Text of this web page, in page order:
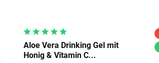
Aloe Vera Drinking Gel mit
Honig & Vitamin C...